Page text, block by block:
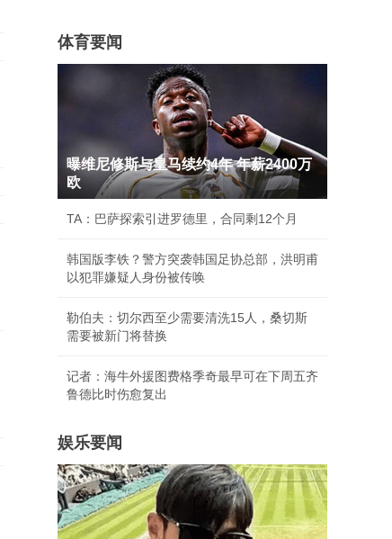
体育要闻
曝维尼修斯与皇马续约4年 年薪2400万
欧
TA：巴萨探索引进罗德里，合同剩12个月
韩国版李铁？警方突袭韩国足协总部，洪明甫
以犯罪嫌疑人身份被传唤
勒伯夫：切尔西至少需要清洗15人，桑切斯
需要被新门将替换
记者：海牛外援图费格季奇最早可在下周五齐
鲁德比时伤愈复出
娱乐要闻